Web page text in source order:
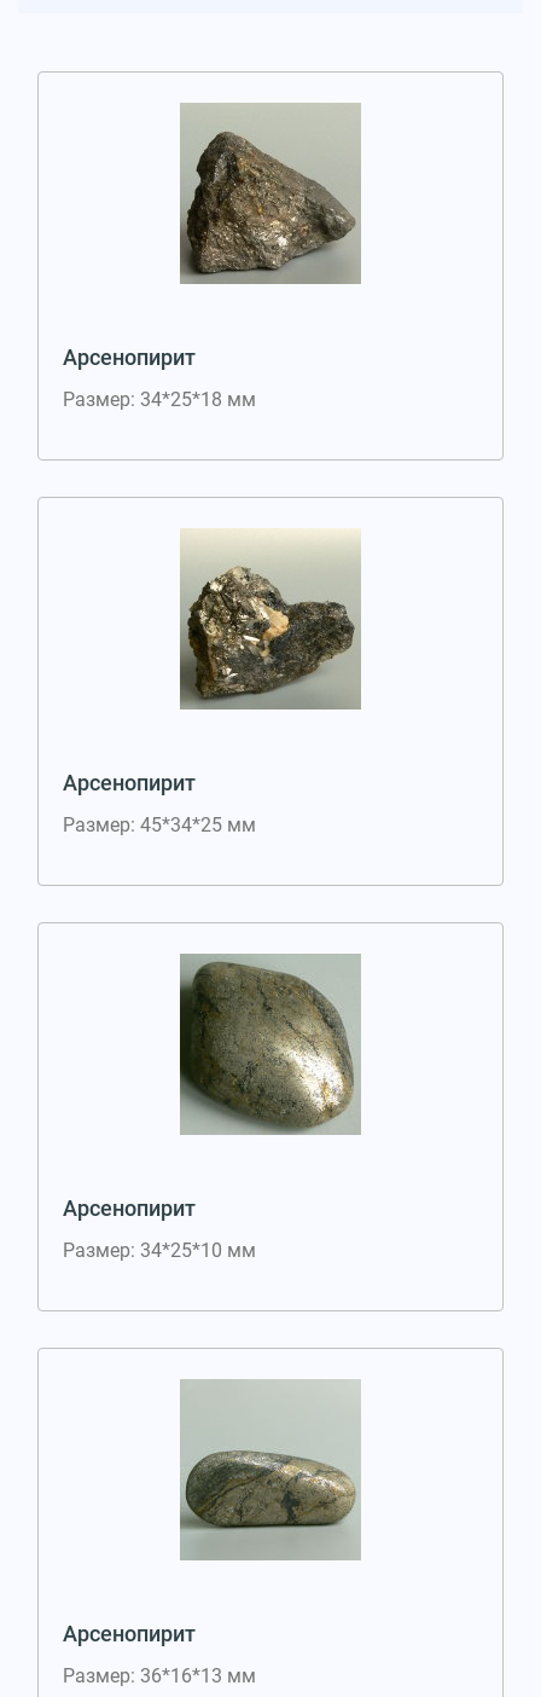
Арсенопирит
Размер: 34*25*18 мм
Арсенопирит
Размер: 45*34*25 мм
Арсенопирит
Размер: 34*25*10 мм
Арсенопирит
Размер: 36*16*13 мм